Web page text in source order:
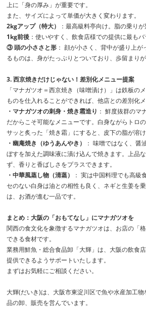
上に「身の厚み」が重要です。
また、サイズによって単価が大きく変わります。
2kgアップ（特大）
：最高級料亭向け。脂の乗りが
1kg前後 ：使いやすく、飲食店様での提供に最もバ
③ 頭の小ささと形 ： 顔が小さく、背中が盛り上
るものは、身がたっぷりとついており、歩留まりが
3. 西京焼きだけじゃない！差別化メニュー提案
「マナガツオ＝西京焼き（味噌漬け）」は鉄板の
ものを仕入れることができれば、他店との差別化メ
・マナガツオの刺身・焼き霜造り ： 鮮度抜群のマ
だからこそ可能なメニューです。白身ながらトロ
サッと炙った「焼き霜」にすると、皮下の脂が溶け
・幽庵焼き（ゆうあんやき）
： 味噌ではなく、醤
ぼすを加えた調味液に漬け込んで焼きます。上品
ず、香りと香ばしさをプラスできます。
・中華風蒸し物（清蒸）
： 実は中国料理でも高級
セのない白身は油との相性も良く、ネギと生姜を
は、お酒が進む一品です。
まとめ：大阪の「おもてなし」にマナガツオを
関西の食文化を象徴するマナガツオは、お店の「
できる食材です。
業務用鮮魚・総合食品卸「大輝」は、大阪の飲食
提供できるようサポートいたします。
まずはお気軽にご相談ください。
大輝(だいき)は、大阪市東淀川区で魚や水産加工
品の卸、販売を営んでいます。